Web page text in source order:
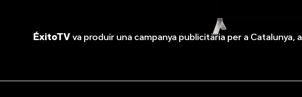
ÉxitoTVva produir una campanya publicitària per a Catalunya, a